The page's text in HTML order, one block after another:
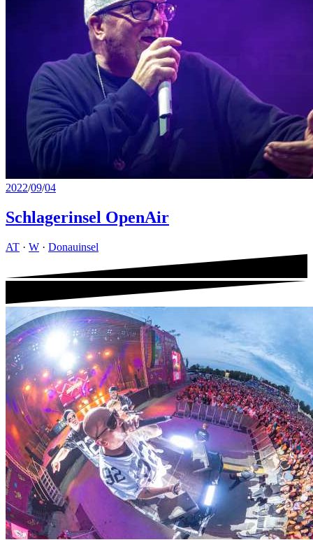
2022/09/04
Schlagerinsel OpenAir
AT · W · Donauinsel